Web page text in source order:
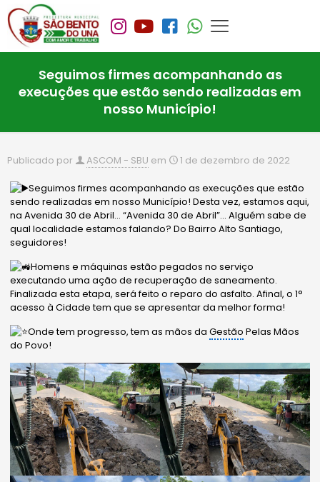
Seguimos firmes acompanhando as
execuções que estão sendo realizadas em
nosso Município!
Publicado por ASCOM - SBU em 1 de dezembro de 2022
Seguimos firmes acompanhando as execuções que estão
sendo realizadas em nosso Município! Desta vez, estamos aqui,
na Avenida 30 de Abril… “Avenida 30 de Abril”… Alguém sabe de
qual localidade estamos falando? Do Bairro Alto Santiago,
seguidores!
Homens e máquinas estão pegados no serviço
executando uma ação de recuperação de saneamento.
Finalizada esta etapa, será feito o reparo do asfalto. Afinal, o 1°
acesso à Cidade tem que se apresentar da melhor forma!
Onde tem progresso, tem as mãos daGestão Pelas Mãos
do Povo!